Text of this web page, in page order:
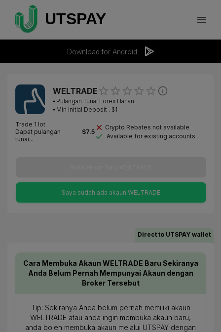
Download for Android
WELTRADE
⦁ Pulangan Tunai Forex Harian
⦁ Min Initial Deposit : $1
Trade 1 lot
Dapat pulangan
tunai...
$7.5
Crypto Rebates not available
Available for existing accounts
Saya sudah ada akaun WELTRADE
Direct to UTSPAY wallet
Cara Membuka Akaun WELTRADE Baru Sekiranya
Anda Belum Pernah Mempunyai Akaun dengan
Broker Tersebut
Tip: Sekiranya Anda belum pernah memiliki akaun
WELTRADE atau anda ingin membuka akaun baru,
anda boleh membuka akaun melalui UTSPAY dengan